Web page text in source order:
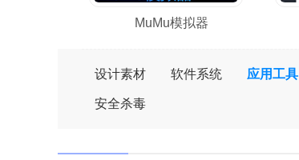
MuMu模拟器
设计素材 软件系统 应用工具
安全杀毒